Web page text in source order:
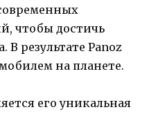
чтобы достичь
В результате Panoz
на планете.
его уникальная